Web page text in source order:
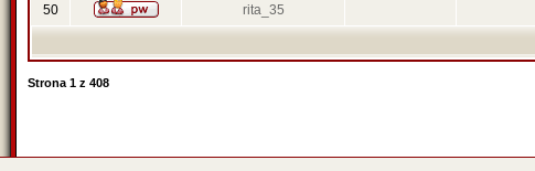
50 rita_35
Strona 1 z 408